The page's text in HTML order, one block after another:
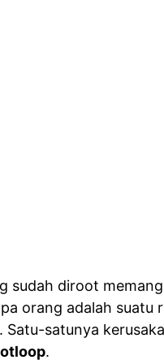
sudah diroot
orang adalah suatu
Satu-satunya
.